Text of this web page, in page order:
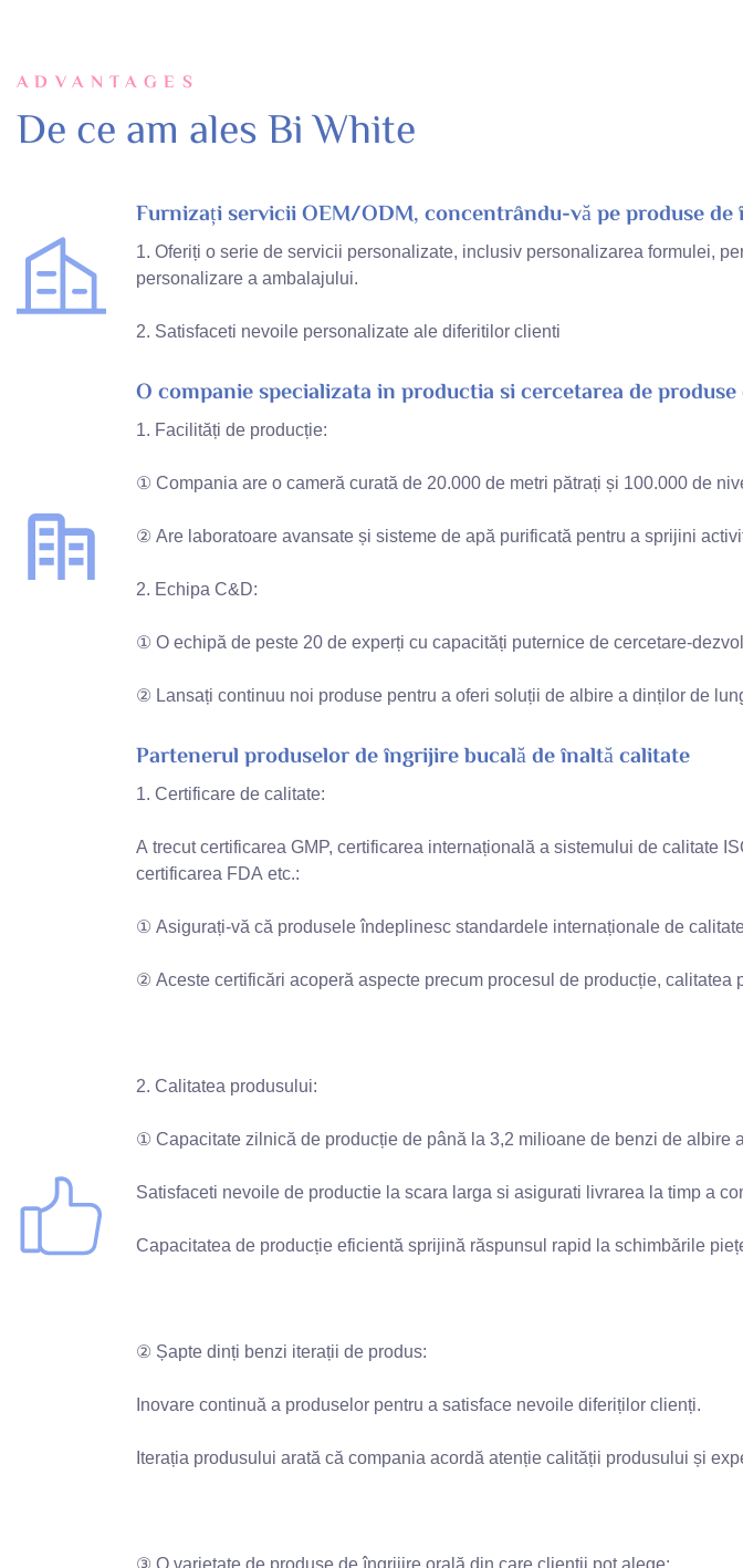
ADVANTAGES
De ce am ales Bi White
Furnizați servicii OEM/ODM, concentrându-vă pe produse de
1. Oferiți o serie de servicii personalizate, inclusiv personalizarea formulei,
personalizare a ambalajului.
2. Satisfaceti nevoile personalizate ale diferitilor clienti
O companie specializata in productia si cercetarea de
1. Facilități de producție:
① Compania are o cameră curată de 20.000 de metri pătrați și 100.000 de
② Are laboratoare avansate și sisteme de apă purificată pentru a sprijini
2. Echipa C&D:
① O echipă de peste 20 de experți cu capacități puternice de cercetare-
② Lansați continuu noi produse pentru a oferi soluții de albire a dinților de
Partenerul produselor de îngrijire bucală de înaltă calitate
1. Certificare de calitate:
A trecut certificarea GMP, certificarea internațională a sistemului de calitate
certificarea FDA etc.:
① Asigurați-vă că produsele îndeplinesc standardele internaționale de
② Aceste certificări acoperă aspecte precum procesul de producție, calitatea
2. Calitatea produsului:
① Capacitate zilnică de producție de până la 3,2 milioane de benzi de albire
Satisfaceti nevoile de productie la scara larga si asigurati livrarea la timp a
Capacitatea de producție eficientă sprijină răspunsul rapid la schimbările
② Șapte dinți benzi iterații de produs:
Inovare continuă a produselor pentru a satisface nevoile diferiților clienți.
Iterația produsului arată că compania acordă atenție calității produsului și